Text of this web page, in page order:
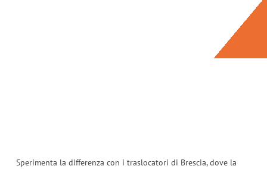
Sperimenta la differenza con i traslocatori di Brescia, dove la